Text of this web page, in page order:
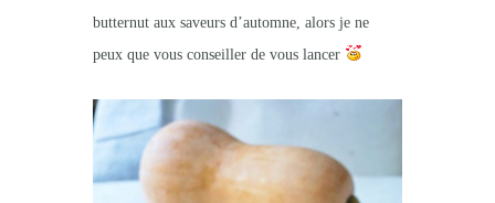
butternut aux saveurs d’automne, alors je ne
peux que vous conseiller de vous lancer